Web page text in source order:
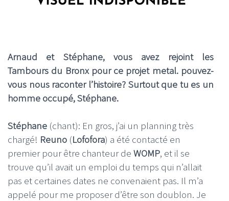
Arnaud et Stéphane, vous avez rejoint les
Tambours du Bronx pour ce projet metal. pouvez-
vous nous raconter l’histoire? Surtout que tu es un
homme occupé, Stéphane.
Stéphane (chant): En gros, j’ai un planning très
chargé! Reuno (Lofofora) a été contacté en
premier pour être chanteur de WOMP, et il se
trouve qu’il avait un emploi du temps qui n’allait
pas et certaines dates ne convenaient pas. Il m’a
appelé pour me proposer d’être son doublon. Je